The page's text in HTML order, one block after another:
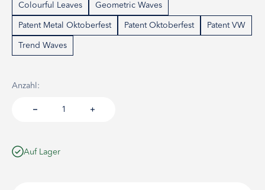
Colourful Leaves Geometric Waves
Patent Metal Oktoberfest Patent Oktoberfest Patent VW
Trend Waves
Anzahl:
Auf Lager